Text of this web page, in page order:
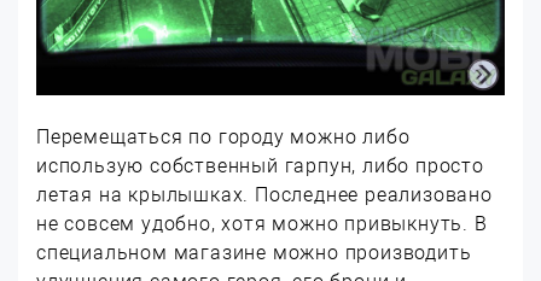
Перемещаться по городу можно либо
использую собственный гарпун, либо просто
летая на крылышках. Последнее реализовано
не совсем удобно, хотя можно привыкнуть. В
специальном магазине можно производить